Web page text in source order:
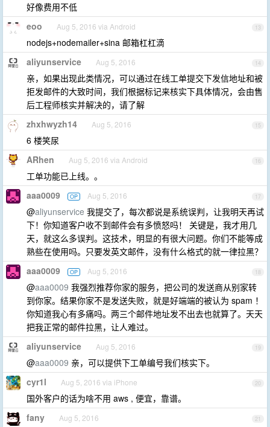
好像费用不低
13
eoo Aug 5, 2016 via Android
nodejs+nodemailer+sina 邮箱杠杠滴
14
aliyunservice Aug 5, 2016
亲，如果出现此类情况，可以通过在线工单提交下发信地址和被
拒发邮件的大致时间，我们根据标记来核实下具体情况，会由售
后工程师核实并解决的，请了解
15
zhxhwyzh14 Aug 5, 2016
6 楼笑尿
16
ARhen Aug 5, 2016 via Android
工单功能已上线。。
17
aaa0009 OP Aug 5, 2016
@aliyunservice 我提交了，每次都说是系统误判，让我明天再试
下！你知道客户收不到邮件会有多愤怒吗！ 关键是，我才用几
天，就这么多误判。这技术，明显的有很大问题。你们不能等成
熟些在使用吗。只要发英文邮件，没有什么格式的就一律拉黑？
18
aaa0009 OP Aug 5, 2016
@aaa0009 我强烈推荐你家的服务，把公司的发送商从别家转
到你家。结果你家不是发送失败，就是好端端的被认为 spam ！
你知道我心有多痛吗。两三个邮件地址发不出去也就算了。天天
把我正常的邮件拉黑，让人难过。
19
aliyunservice Aug 5, 2016
@aaa0009 亲，可以提供下工单编号我们核实下。
20
cyr1l Aug 5, 2016 via iPhone
国外客户的话为啥不用 aws , 便宜，靠谱。
21
fany Aug 5, 2016